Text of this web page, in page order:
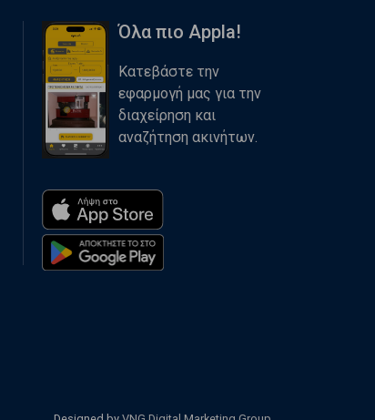
Όλα πιο Appla!
Κατεβάστε την
εφαρμογή μας για την
διαχείρηση και
αναζήτηση ακινήτων.